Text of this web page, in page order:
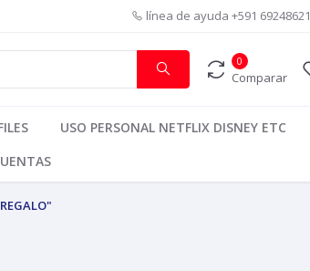
línea de ayuda +591 69248621
0
Comparar
USO PERSONAL NETFLIX DISNEY ETC